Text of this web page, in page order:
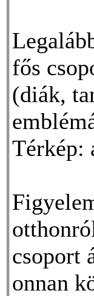
fős
(diák,
Térkép:
csoport
onnan